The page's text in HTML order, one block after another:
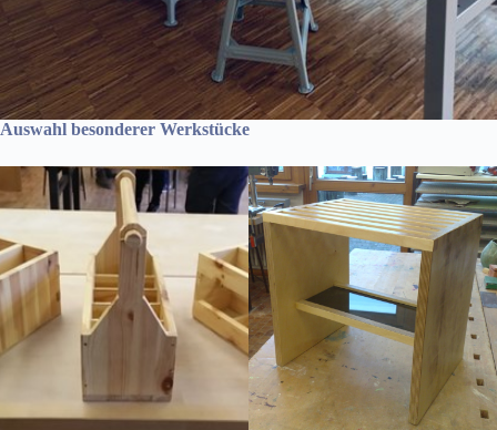
Auswahl besonderer Werkstücke